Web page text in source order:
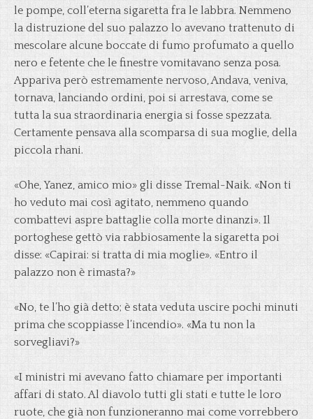
le pompe, coll’eterna sigaretta fra le labbra. Nemmeno
la distruzione del suo palazzo lo avevano trattenuto di
mescolare alcune boccate di fumo profumato a quello
nero e fetente che le finestre vomitavano senza posa.
Appariva però estremamente nervoso, Andava, veniva,
tornava, lanciando ordini, poi si arrestava, come se
tutta la sua straordinaria energia si fosse spezzata.
Certamente pensava alla scomparsa di sua moglie, della
piccola rhani.
«Ohe, Yanez, amico mio» gli disse Tremal-Naik. «Non ti
ho veduto mai così agitato, nemmeno quando
combattevi aspre battaglie colla morte dinanzi». Il
portoghese gettò via rabbiosamente la sigaretta poi
disse: «Capirai: si tratta di mia moglie». «Entro il
palazzo non è rimasta?»
«No, te l’ho già detto; è stata veduta uscire pochi minuti
prima che scoppiasse l’incendio». «Ma tu non la
sorvegliavi?»
«I ministri mi avevano fatto chiamare per importanti
affari di stato. Al diavolo tutti gli stati e tutte le loro
ruote, che già non funzioneranno mai come vorrebbero